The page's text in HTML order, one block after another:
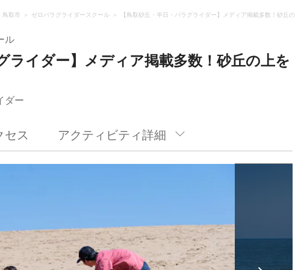
鳥取市 ゼロパラグライダースクール 【鳥取砂丘・半日・パラグライダー】メディア掲載多数！砂丘
ル
ライダー】メディア掲載多数！砂丘の上を
ダー
セス アクティビティ詳細